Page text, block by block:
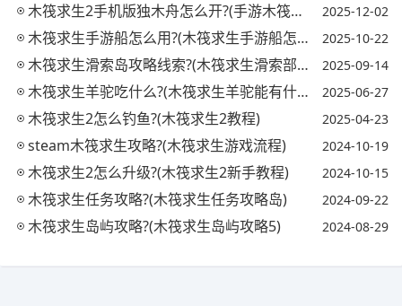
木筏求生2手机版独木舟怎么开?(手游木筏求生2独木舟怎么抛锚) 2025-12-02
木筏求生手游船怎么用?(木筏求生手游船怎么做) 2025-10-22
木筏求生滑索岛攻略线索?(木筏求生滑索部件岛叫什么名字?) 2025-09-14
木筏求生羊驼吃什么?(木筏求生羊驼能有什么用) 2025-06-27
木筏求生2怎么钓鱼?(木筏求生2教程) 2025-04-23
steam木筏求生攻略?(木筏求生游戏流程) 2024-10-19
木筏求生2怎么升级?(木筏求生2新手教程) 2024-10-15
木筏求生任务攻略?(木筏求生任务攻略岛) 2024-09-22
木筏求生岛屿攻略?(木筏求生岛屿攻略5) 2024-08-29